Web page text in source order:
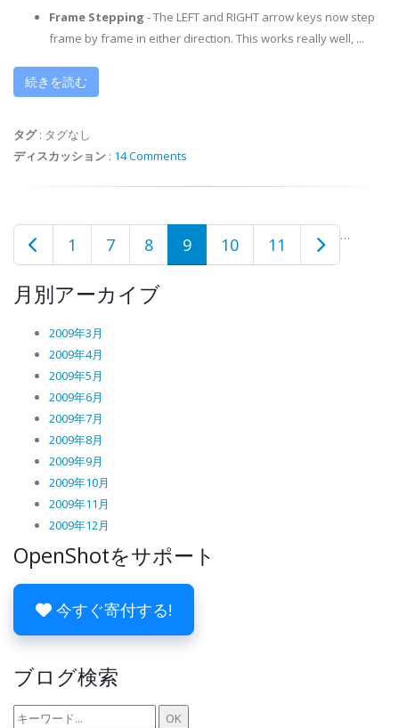
Frame Stepping - The LEFT and RIGHT arrow keys now step
frame by frame in either direction. This works really well, ...
続きを読む
タグ: タグなし
ディスカッション : 14 Comments
1 …
7 8 9 10 11
月別アーカイブ
2009年3月
2009年4月
2009年5月
2009年6月
2009年7月
2009年8月
2009年9月
2009年10月
2009年11月
2009年12月
OpenShotをサポート
今すぐ寄付する!
ブログ検索